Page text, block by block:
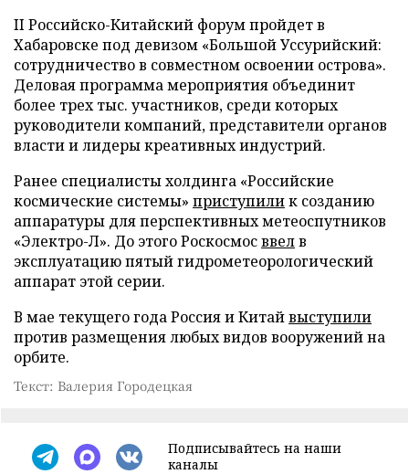
II Российско-Китайский форум пройдет в
Хабаровске под девизом «Большой Уссурийский:
сотрудничество в совместном освоении острова».
Деловая программа мероприятия объединит
более трех тыс. участников, среди которых
руководители компаний, представители органов
власти и лидеры креативных индустрий.
Ранее специалисты холдинга «Российские
космические системы» приступилик созданию
аппаратуры для перспективных метеоспутников
«Электро-Л». До этого Роскосмосввелв
эксплуатацию пятый гидрометеорологический
аппарат этой серии.
В мае текущего года Россия и Китайвыступили
против размещения любых видов вооружений на
орбите.
Текст: Валерия Городецкая
Подписывайтесь на наши
каналы